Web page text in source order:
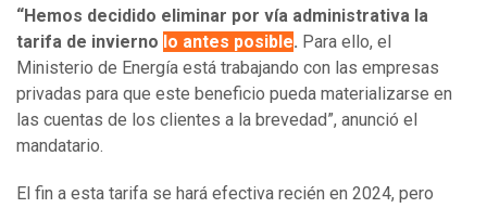
“Hemos decidido eliminar por vía administrativa la
tarifa de invierno lo antes posible. Para ello, el
Ministerio de Energía está trabajando con las empresas
privadas para que este beneficio pueda materializarse en
las cuentas de los clientes a la brevedad”, anunció el
mandatario.
El fin a esta tarifa se hará efectiva recién en 2024, pero